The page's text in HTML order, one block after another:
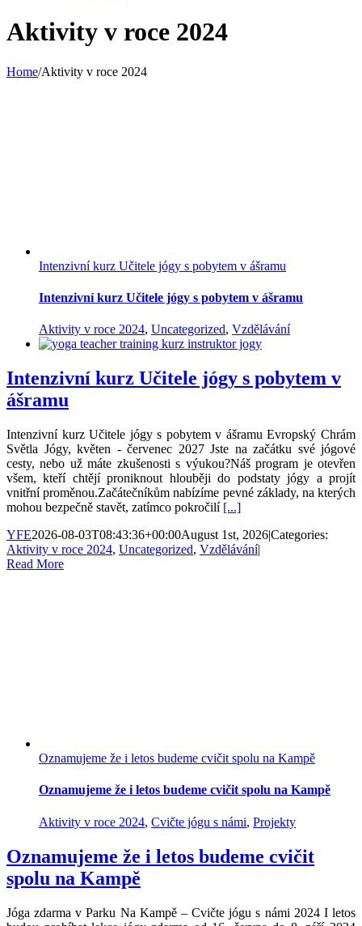
Aktivity v roce 2024
Home/Aktivity v roce 2024
Intenzivní kurz Učitele jógy s pobytem v ášramu
Intenzivní kurz Učitele jógy s pobytem v ášramu
Aktivity v roce 2024, Uncategorized, Vzdělávání
Intenzivní kurz Učitele jógy s pobytem v
ášramu
Intenzivní kurz Učitele jógy s pobytem v ášramu Evropský Chrám
Světla Jógy, květen - červenec 2027 Jste na začátku své jógové
cesty, nebo už máte zkušenosti s výukou?Náš program je otevřen
všem, kteří chtějí proniknout hlouběji do podstaty jógy a projít
vnitřní proměnou.Začátečníkům nabízíme pevné základy, na kterých
mohou bezpečně stavět, zatímco pokročilí [...]
YFE2026-08-03T08:43:36+00:00August 1st, 2026|Categories:
Aktivity v roce 2024, Uncategorized, Vzdělávání|
Read More
Oznamujeme že i letos budeme cvičit spolu na Kampě
Oznamujeme že i letos budeme cvičit spolu na Kampě
Aktivity v roce 2024, Cvičte jógu s námi, Projekty
Oznamujeme že i letos budeme cvičit
spolu na Kampě
Jóga zdarma v Parku Na Kampě – Cvičte jógu s námi 2024 I letos